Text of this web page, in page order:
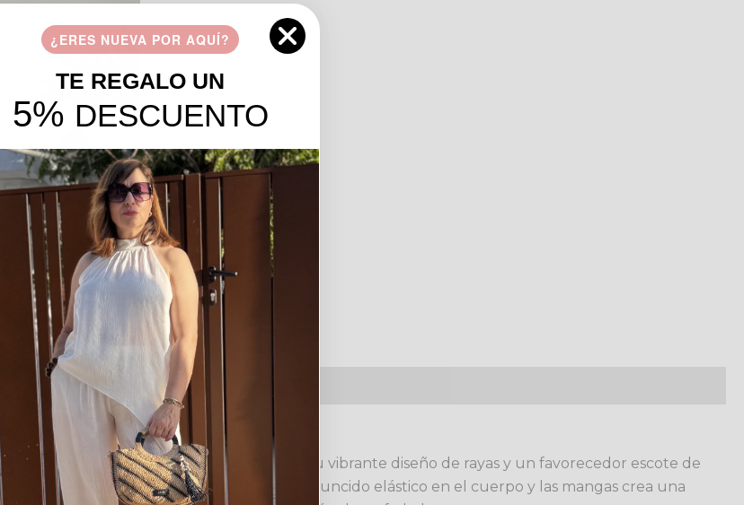
de devoluciones
buscan combinar estilo y comodidad. Con su vibrante diseño de rayas y un favorecedor escote de
a cualquier conjunto. Su confección con fruncido elástico en el cuerpo y las mangas crea una
¿ERES NUEVA POR AQUÍ?
TE REGALO UN
5% DESCUENTO